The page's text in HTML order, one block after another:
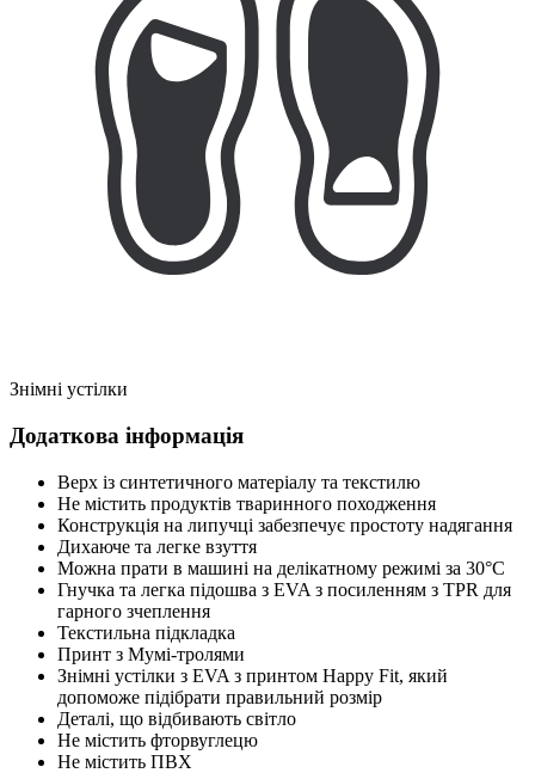
Знімні устілки
Додаткова інформація
Верх із синтетичного матеріалу та текстилю
Не містить продуктів тваринного походження
Конструкція на липучці забезпечує простоту надягання
Дихаюче та легке взуття
Можна прати в машині на делікатному режимі за 30°C
Гнучка та легка підошва з EVA з посиленням з TPR для
гарного зчеплення
Текстильна підкладка
Принт з Мумі-тролями
Знімні устілки з EVA з принтом Happy Fit, який
допоможе підібрати правильний розмір
Деталі, що відбивають світло
Не містить фторвуглецю
Не містить ПВХ